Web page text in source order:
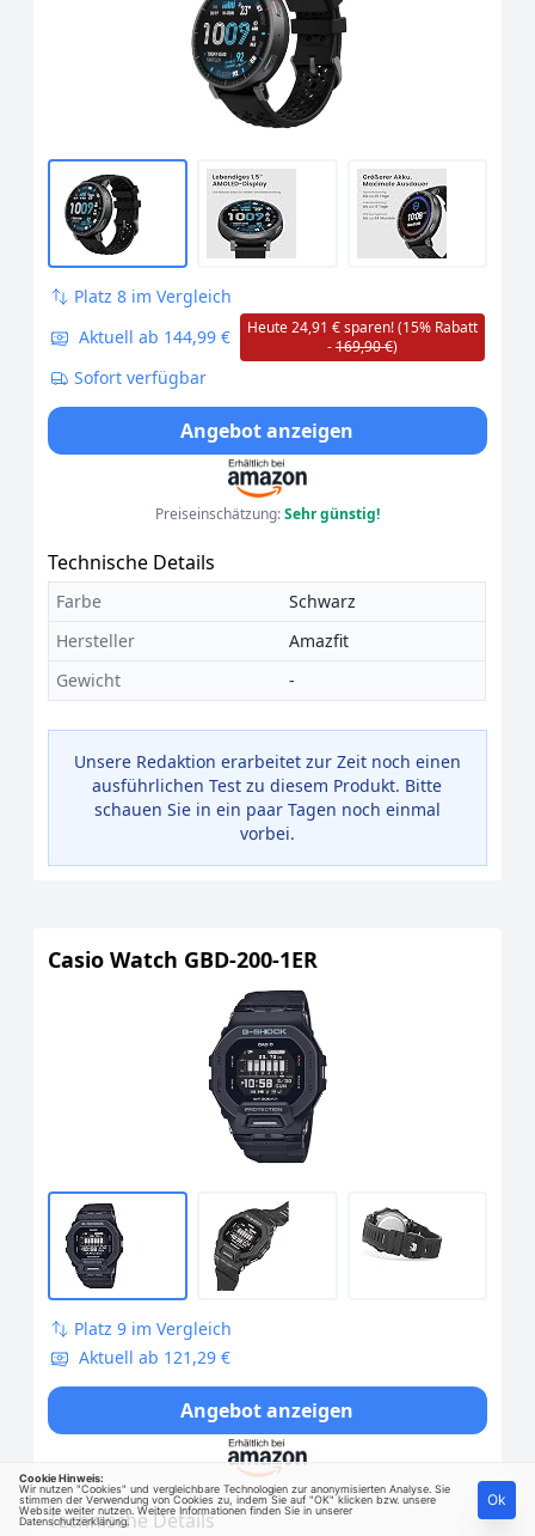
Herzfrequenz- & Schlaftracking für
Android & iPhone
Platz 8 im Vergleich
Aktuell ab 144,99 €
Heute 24,91 € sparen! (15% Rabatt
-169,90 €)
Sofort verfügbar
Angebot anzeigen
Preiseinschätzung:Sehr günstig!
Technische Details
Farbe
Schwarz
Hersteller
Amazfit
Gewicht
-
Unsere Redaktion erarbeitet zur Zeit noch einen
ausführlichen Test zu diesem Produkt. Bitte
schauen Sie in ein paar Tagen noch einmal
vorbei.
Casio Watch GBD-200-1ER
Platz 9 im Vergleich
Aktuell ab 121,29 €
Angebot anzeigen
Technische Details
Cookie Hinweis:
Wir nutzen "Cookies" und vergleichbare Technologien zur anonymisierten Analyse. Sie
stimmen der Verwendung von Cookies zu, indem Sie auf "OK" klicken bzw. unsere
Website weiter nutzen. Weitere Informationen finden Sie in unserer
Datenschutzerklärung
Ok